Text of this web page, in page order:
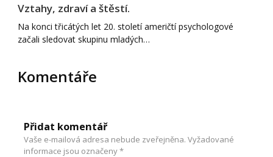
Vztahy, zdraví a štěstí.
Na konci třicátých let 20. století američtí psychologové
začali sledovat skupinu mladých…
Komentáře
Přidat komentář
Vaše e-mailová adresa nebude zveřejněna. Vyžadované
informace jsou označeny*